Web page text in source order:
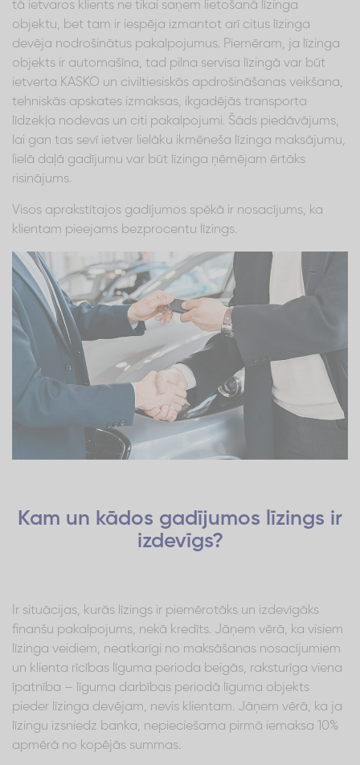
tā ietvaros klients ne tikai saņem lietošanā līzinga
objektu, bet tam ir iespēja izmantot arī citus līzinga
devēja nodrošinātus pakalpojumus. Piemēram, ja līzinga
objekts ir automašīna, tad pilna servisa līzingā var būt
ietverta KASKO un civiltiesiskās apdrošināšanas veikšana,
tehniskās apskates izmaksas, ikgadējās transporta
līdzekļa nodevas un citi pakalpojumi. Šāds piedāvājums,
lai gan tas sevī ietver lielāku ikmēneša līzinga maksājumu,
lielā daļā gadījumu var būt līzinga ņēmējam ērtāks
risinājums.
Visos aprakstītajos gadījumos spēkā ir nosacījums, ka
klientam pieejams bezprocentu līzings.
Kam un kādos gadījumos līzings ir
izdevīgs?
Ir situācijas, kurās līzings ir piemērotāks un izdevīgāks
finanšu pakalpojums, nekā kredīts. Jāņem vērā, ka visiem
līzinga veidiem, neatkarīgi no maksāšanas nosacījumiem
un klienta rīcības līguma perioda beigās, raksturīga viena
īpatnība – līguma darbības periodā līguma objekts
pieder līzinga devējam, nevis klientam. Jāņem vērā, ka ja
līzingu izsniedz banka, nepieciešama pirmā iemaksa 10%
apmērā no kopējās summas.